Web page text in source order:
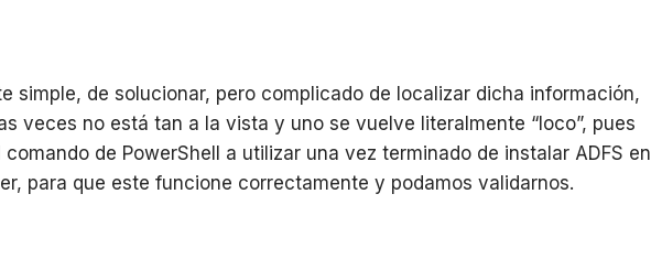
simple, de solucionar, pero complicado de localizar dicha información,
veces no está tan a la vista y uno se vuelve literalmente “loco”, pues
de PowerShell a utilizar una vez terminado de instalar ADFS en
para que este funcione correctamente y podamos validarnos.